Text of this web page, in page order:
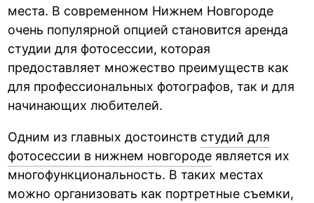
места. В современном Нижнем Новгороде
очень популярной опцией становится аренда
студии для фотосессии, которая
предоставляет множество преимуществ как
для профессиональных фотографов, так и для
начинающих любителей.
Одним из главных достоинств студий для
фотосессии в нижнем новгороде является их
многофункциональность. В таких местах
можно организовать как портретные съемки,